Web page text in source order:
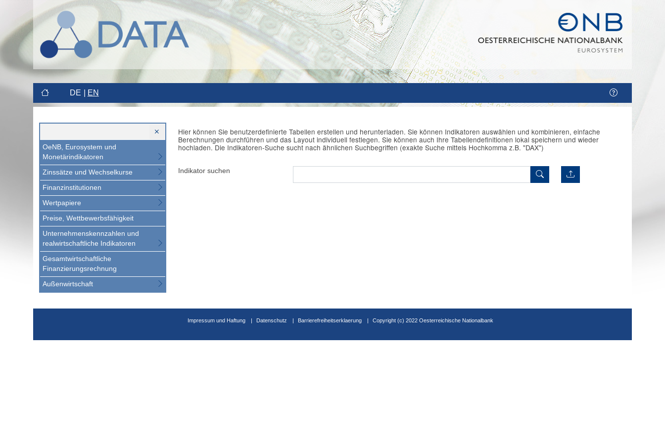
DE EN
OeNB, Eurosystem und
Monetärindikatoren
Zinssätze und Wechselkurse
Finanzinstitutionen
Wertpapiere
Preise, Wettbewerbsfähigkeit
Unternehmenskennzahlen und
realwirtschaftliche Indikatoren
Gesamtwirtschaftliche
Finanzierungsrechnung
Außenwirtschaft
Hier können Sie benutzerdefinierte Tabellen erstellen und herunterladen. Sie können Indikatoren auswählen und kombinieren, einfache
Berechnungen durchführen und das Layout individuell festlegen. Sie können auch Ihre Tabellendefinitionen lokal speichern und wieder
hochladen. Die Indikatoren-Suche sucht nach ähnlichen Suchbegriffen (exakte Suche mittels Hochkomma z.B. "DAX")
Indikator suchen
Impressum und Haftung Datenschutz Barrierefreiheitserklaerung Copyright (c) 2022 Oesterreichische Nationalbank